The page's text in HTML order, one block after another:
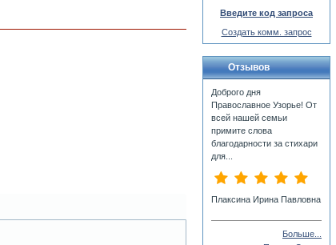
Введите код запроса
Создать комм. запрос
Отзывов
Доброго дня
Православное Узорье! От
всей нашей семьи
примите слова
благодарности за стихари
для...
Плаксина Ирина Павловна
Больше...